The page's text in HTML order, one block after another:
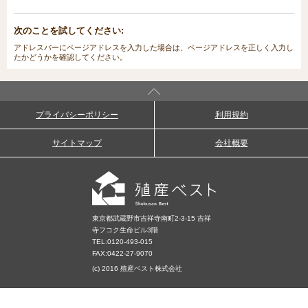
次のことを試してください:
アドレスバーにページアドレスを入力した場合は、ページアドレスを正しく入力し
たかどうかを確認してください。
プライバシーポリシー 利用規約
サイトマップ 会社概要
東京都武蔵野市吉祥寺南町2-3-15 吉祥
寺フコク生命ビル3階
TEL:0120-493-015
FAX:0422-27-9070
(c) 2016 殖産ベスト株式会社